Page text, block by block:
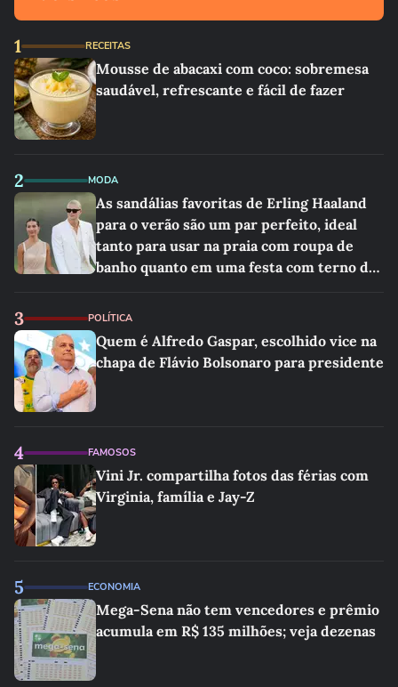
1 RECEITAS
Mousse de abacaxi com coco: sobremesa
saudável, refrescante e fácil de fazer
2 MODA
As sandálias favoritas de Erling Haaland
para o verão são um par perfeito, ideal
tanto para usar na praia com roupa de
banho quanto em uma festa com terno de
3 POLÍTICA
Quem é Alfredo Gaspar, escolhido vice na
chapa de Flávio Bolsonaro para presidente
4 FAMOSOS
Vini Jr. compartilha fotos das férias com
Virginia, família e Jay-Z
5 ECONOMIA
Mega-Sena não tem vencedores e prêmio
acumula em R$ 135 milhões; veja dezenas